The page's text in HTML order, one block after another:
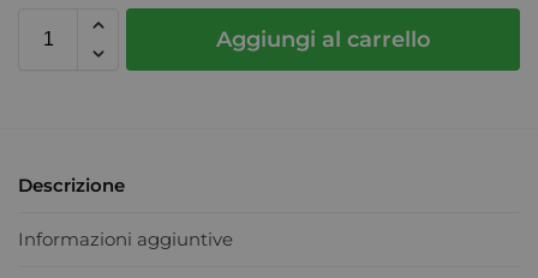
Aggiungi al carrello
Descrizione
Informazioni aggiuntive